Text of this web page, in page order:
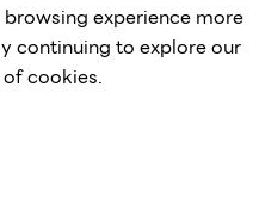
experience more
continuing to explore our
cookies.